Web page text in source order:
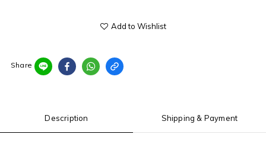
Add to Wishlist
Share
Description Shipping & Payment